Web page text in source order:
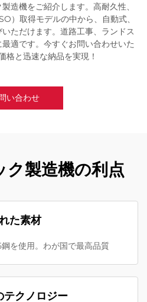
造機をご紹介します。高耐久性、
）取得モデルの中から、自動式、
ただけます。道路工事、ランドス
適です。今すぐお問い合わせいた
格と迅速な納品を実現！
い合わせ
ク製造機の利点
た素材
を使用。わが国で最高品質
テクノロジー